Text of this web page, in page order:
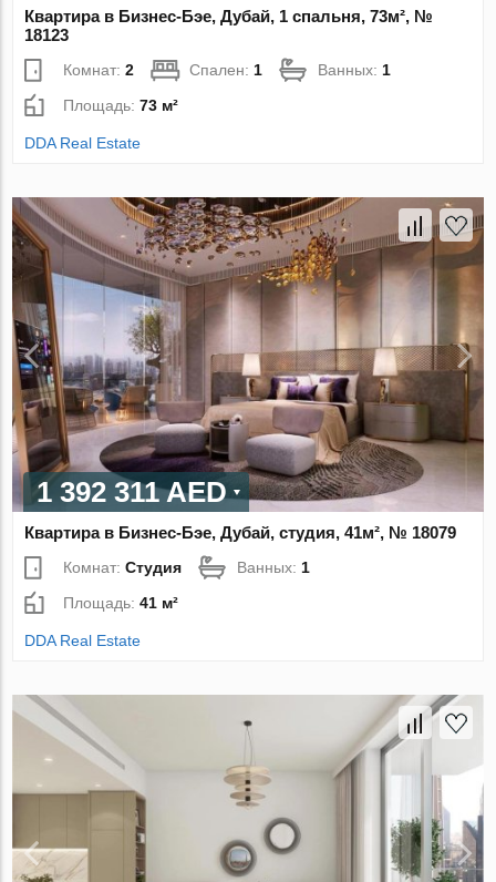
Квартира в Бизнес-Бэе, Дубай, 1 спальня, 73м², №
18123
Комнат:2 Спален: 1 Ванных: 1
Площадь:73 м²
DDA Real Estate
1 392 311 AED
Квартира в Бизнес-Бэе, Дубай, студия, 41м², № 18079
Комнат:Студия Ванных: 1
Площадь:41 м²
DDA Real Estate